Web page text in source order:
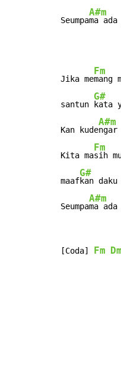
Seumpa
A#m
ma
Jika me
Fm
mang
santun
G#
kata
Kan kude
A#m
Kita ma
Fm
sih
maaf
G#
kan
Seumpa
A#m
ma
[Coda] Fm Dm